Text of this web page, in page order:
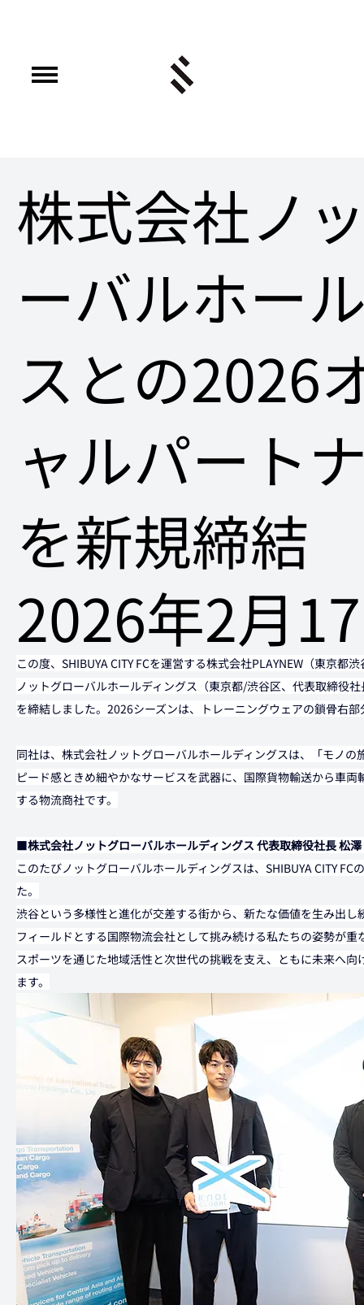
株式会社ノ
ーバルホー
スとの2026
ャルパート
を新規締結
2026年2月
この度、SHIBUYA CITY FCを運営する株式会社PLAYNEW（東京都
ノットグローバルホールディングス（東京都/渋谷区、代表取締役
を締結しました。2026シーズンは、トレーニングウェアの鎖骨右
同社は、株式会社ノットグローバルホールディングスは、「モノ
ピード感ときめ細やかなサービスを武器に、国際貨物輸送から車
する物流商社です。
■株式会社ノットグローバルホールディングス 代表取締役社長 松
このたびノットグローバルホールディングスは、SHIBUYA CITY
た。
渋谷という多様性と進化が交差する街から、新たな価値を生み出
フィールドとする国際物流会社として挑み続ける私たちの姿勢が重
スポーツを通じた地域活性と次世代の挑戦を支え、ともに未来へ
ます。